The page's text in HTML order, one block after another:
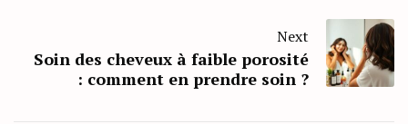
Next
Soin des cheveux à faible porosité
: comment en prendre soin ?